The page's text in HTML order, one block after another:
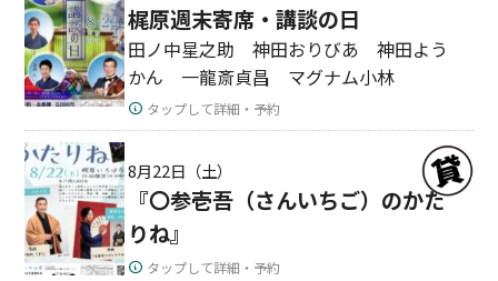
梶原週末寄席・講談の日
田ノ中星之助 神田おりびあ 神田よう
かん 一龍斎貞昌 マグナム小林
タップして詳細・予約
8月22日（土）
『〇参壱吾（さんいちご）のかた
りね』
タップして詳細・予約